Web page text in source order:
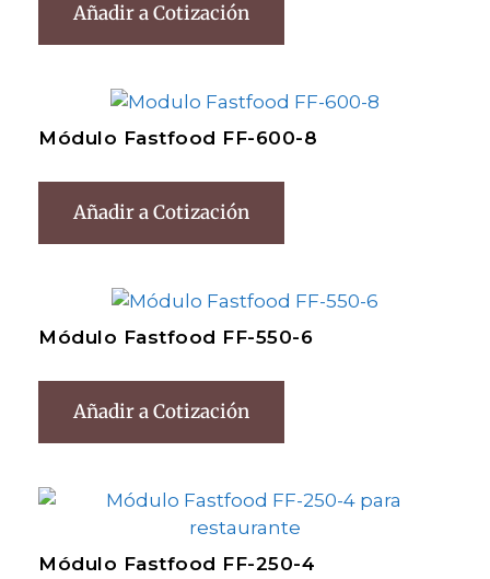
Añadir a Cotización
Módulo Fastfood FF-600-8
Añadir a Cotización
Módulo Fastfood FF-550-6
Añadir a Cotización
Módulo Fastfood FF-250-4